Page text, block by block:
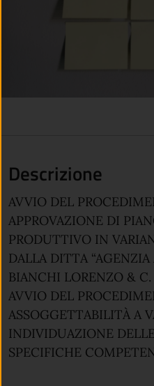
Descrizione
AVVIO DEL
APPROVAZIONE DI
PRODUTTIVO IN
DALLA DITTA
BIANCHI LORENZO & C.
AVVIO DEL
ASSOGGETTABILITÀ A
INDIVIDUAZIONE
SPECIFICHE